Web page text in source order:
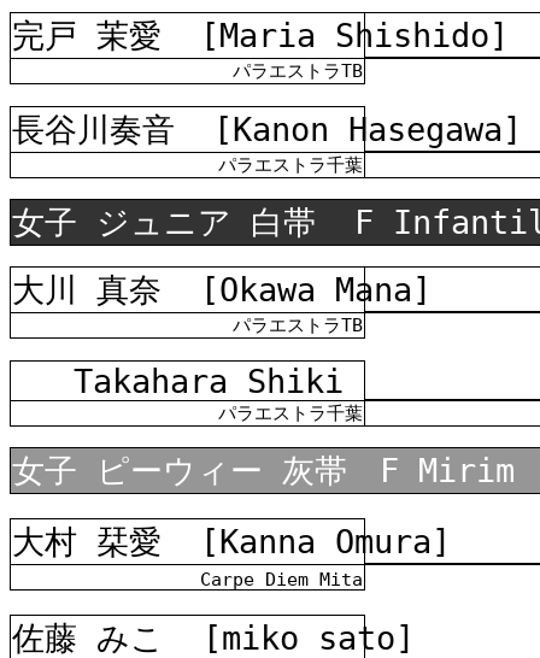
完戸 茉愛
[Maria Shishido]
パラエストラTB
長谷川奏音 [Kanon Hasegawa]
パラエストラ千葉
女子 ジュニア 白帯
F
大川 真奈
[Okawa Mana]
パラエストラTB
Takahara Shiki
パラエストラ千葉
女子 ピーウィー 灰帯 F
大村 栞愛
[Kanna Omura]
Carpe Diem Mita
佐藤 みこ [miko sato]